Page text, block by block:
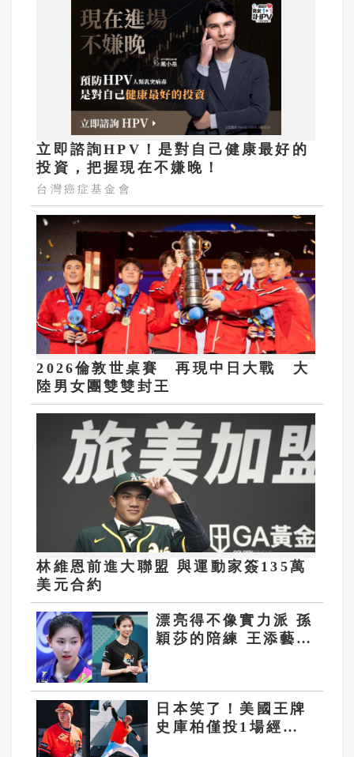
立即諮詢HPV！是對自己健康最好的
投資，把握現在不嫌晚！
台灣癌症基金會
2026倫敦世桌賽 再現中日大戰 大
陸男女團雙雙封王
林維恩前進大聯盟 與運動家簽135萬
美元合約
漂亮得不像實力派 孫
穎莎的陪練 王添藝陸
日本笑了！美國王牌
史庫柏僅投1場經典